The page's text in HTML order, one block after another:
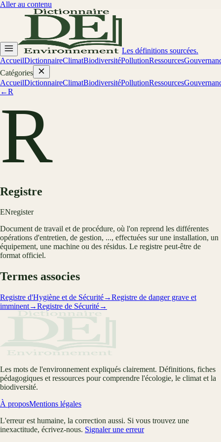
Aller au contenu
Les définitions sourcées.
AccueilDictionnaireClimatBiodiversitéPollutionRessources
Catégories
AccueilDictionnaireClimatBiodiversitéPollutionRessources
←R
R
Registre
ENregister
Document de travail et de procédure, où l'on reprend les différentes
opérations d'entretien, de gestion, ..., effectuées sur une installation, un
équipement, une machine ou des résidus. Le registre peut-être de
format officiel.
Termes associes
Registre d'Hygiène et de Sécurité→Registre de danger grave et
imminent→Registre de Sécurité→
Les mots de l'environnement expliqués clairement. Définitions, fiches
pédagogiques et ressources pour comprendre l'écologie, le climat et la
biodiversité.
À proposMentions légales
L'erreur est humaine, la correction aussi. Si vous trouvez une
inexactitude, écrivez-nous. Signaler une erreur